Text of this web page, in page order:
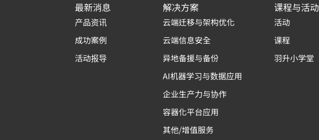
最新消息
产品资讯
成功案例
活动报导
解决方案
云端迁移与架构优化
云端信息安全
异地备援与备份
AI机器学习与数据应用
企业生产力与协作
容器化平台应用
其他/增值服务
课程与活动
活动
课程
羽升小学堂